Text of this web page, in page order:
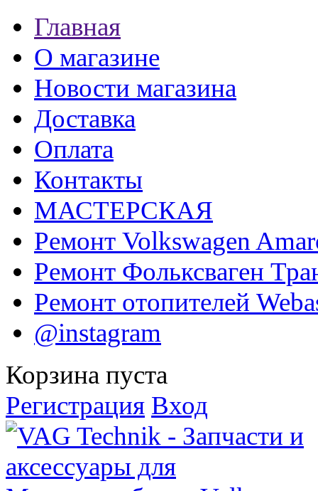
Главная
О магазине
Новости магазина
Доставка
Оплата
Контакты
МАСТЕРСКАЯ
Ремонт Volkswagen
Ремонт Фольксваген
Ремонт отопителей
@instagram
Корзина пуста
Регистрация Вход